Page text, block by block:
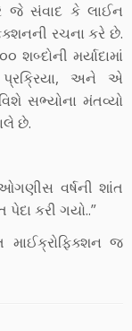
જે સંવાદ કે લાઈન
રચના કરે છે.
મર્યાદામાં
પ્રક્રિયા, અને એ
સભ્યોના મંતવ્યો
છે.
વર્ષની શાંત
કરી ગયો..”
જ